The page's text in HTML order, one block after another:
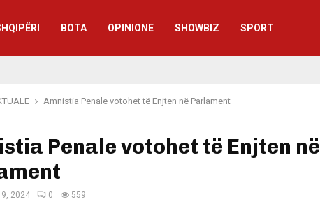
BOTA OPINIONE SHOWBIZ SPORT
Amnistia Penale votohet të Enjten në Parlament
Penale votohet të Enjten në
2024 0 559